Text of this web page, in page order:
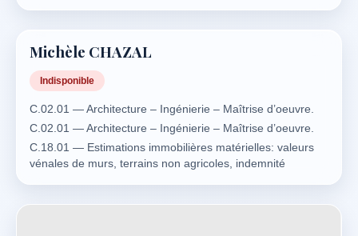
Michèle CHAZAL
Indisponible
C.02.01 — Architecture – Ingénierie – Maîtrise d’oeuvre.
C.02.01 — Architecture – Ingénierie – Maîtrise d’oeuvre.
C.18.01 — Estimations immobilières matérielles: valeurs
vénales de murs, terrains non agricoles, indemnité